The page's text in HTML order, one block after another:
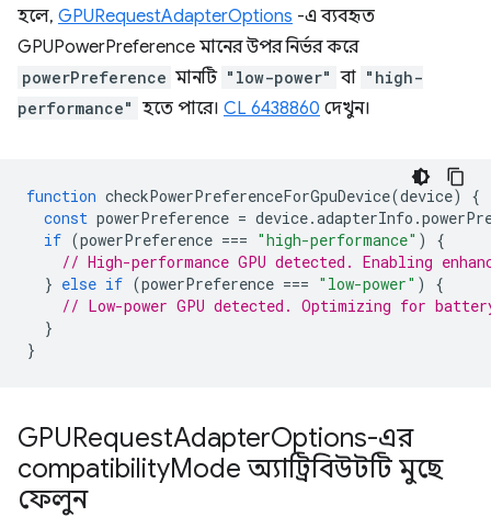
হলে, GPURequestAdapterOptions -এ ব্যবহৃত
GPUPowerPreference মানের উপর নির্ভর করে
powerPreference মানটি "low-power" বা "high-
performance" হতে পারে। CL 6438860 দেখুন।
function checkPowerPreferenceForGpuDevice(device)
{
const powerPreference = device.adapterInfo .
if (powerPreference === "high-performance" )
{
// High-performance GPU detected. Enabling
} else if (powerPreference === "low-power" )
{
// Low-power GPU detected. Optimizing for
}
}
GPURequestAdapterOptions-এর
compatibilityMode অ্যাট্রিবিউটটি মুছে
ফেলুন